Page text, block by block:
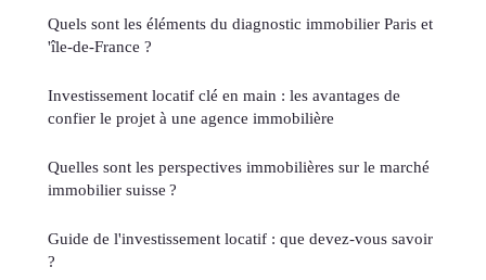
Quels sont les éléments du diagnostic immobilier Paris et
'île-de-France ?
Investissement locatif clé en main : les avantages de
confier le projet à une agence immobilière
Quelles sont les perspectives immobilières sur le marché
immobilier suisse ?
Guide de l'investissement locatif : que devez-vous savoir
?